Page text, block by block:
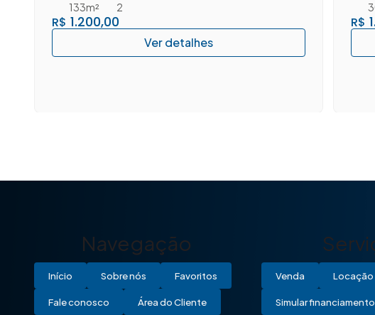
R$ 1.200,00
2
133m²
R$
Navegação
Início Sobre nós Favoritos
Fale conosco Área do Cliente
Venda Locação
Simular financiamento